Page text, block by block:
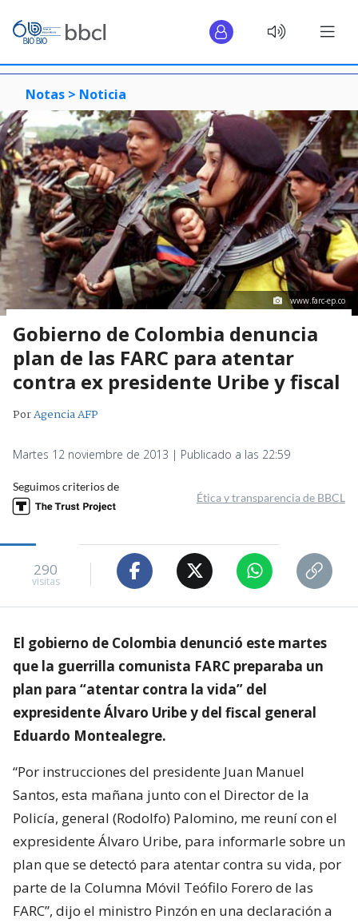
Notas > Noticia
www.farc-ep.co
Gobierno de Colombia denuncia
plan de las FARC para atentar
contra ex presidente Uribe y fiscal
PorAgencia AFP
Martes 12 noviembre de 2013 | Publicado a las 22:59
Seguimos criterios de
Ética y transparencia de BBCL
290
visitas
El gobierno de Colombia denunció este martes
que la guerrilla comunista FARC preparaba un
plan para “atentar contra la vida” del
expresidente Álvaro Uribe y del fiscal general
Eduardo Montealegre.
“Por instrucciones del presidente Juan Manuel
Santos, esta mañana junto con el Director de la
Policía, general (Rodolfo) Palomino, me reuní con el
expresidente Álvaro Uribe, para informarle sobre un
plan que se detectó para atentar contra su vida, por
parte de la Columna Móvil Teófilo Forero de las
FARC”, dijo el ministro Pinzón en una declaración a